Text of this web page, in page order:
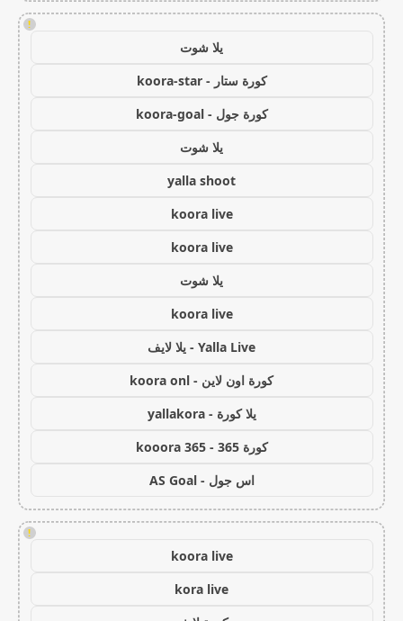
!
يلا شوت
كورة ستار - koora-star
كورة جول - koora-goal
يلا شوت
yalla shoot
koora live
koora live
يلا شوت
koora live
Yalla Live - يلا لايف
كورة اون لاين - koora onl
يلا كورة - yallakora
كورة 365 - kooora 365
اس جول - AS Goal
!
koora live
kora live